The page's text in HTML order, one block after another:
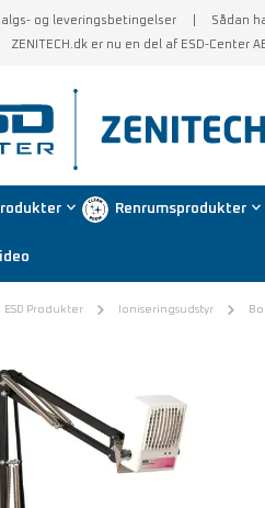
og leveringsbetingelser Sådan
ZENITECH.dk er nu en del af ESD-Center
Renrumsprodukter
ESD Produkter Ioniseringsudstyr